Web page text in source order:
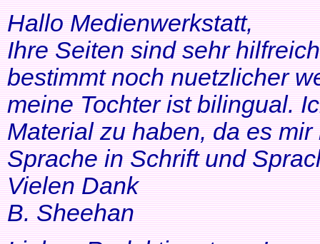
Hallo Medienwerkstatt,
Ihre Seiten sind sehr
bestimmt noch nuetzlicher
meine Tochter ist bilingual.
Material zu haben, da es
Sprache in Schrift und
Vielen Dank
B. Sheehan